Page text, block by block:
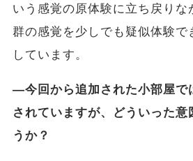
いう感覚の原体験に立ち戻りな
群の感覚を少しでも疑似体験で
しています。
―今回から追加された小部屋で
されていますが、どういった意
うか？